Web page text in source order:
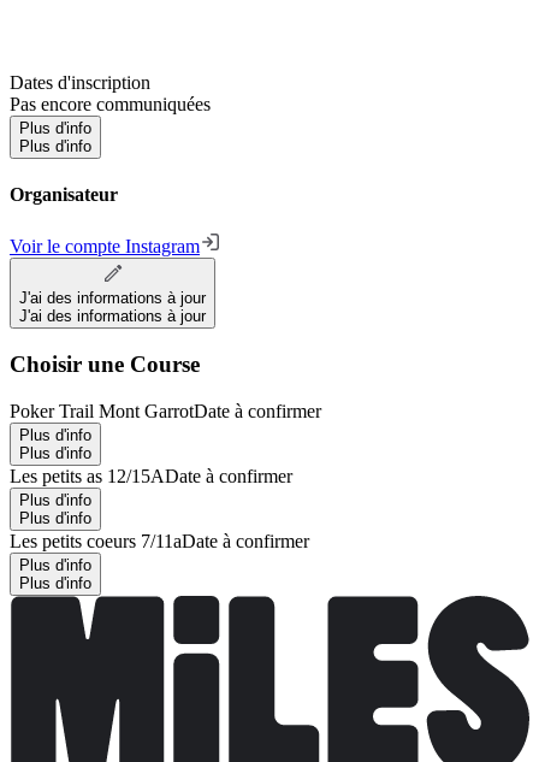
Dates d'inscription
Pas encore communiquées
Plus d'info
Plus d'info
Organisateur
Voir le compte Instagram
J'ai des informations à jour
J'ai des informations à jour
Choisir une Course
Poker Trail Mont GarrotDate à confirmer
Plus d'info
Plus d'info
Les petits as 12/15ADate à confirmer
Plus d'info
Plus d'info
Les petits coeurs 7/11aDate à confirmer
Plus d'info
Plus d'info